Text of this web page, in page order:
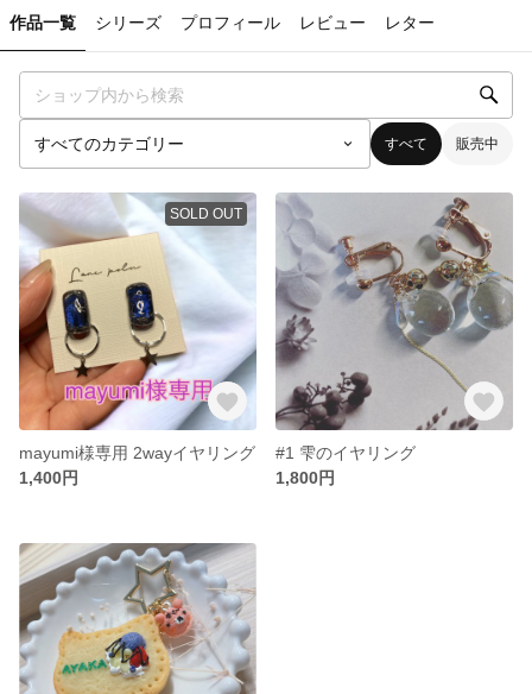
作品一覧 シリーズ プロフィール レビュー レター
すべて 販売中
SOLD OUT
mayumi様専用 2wayイヤリング
1,400円
#1 雫のイヤリング
1,800円